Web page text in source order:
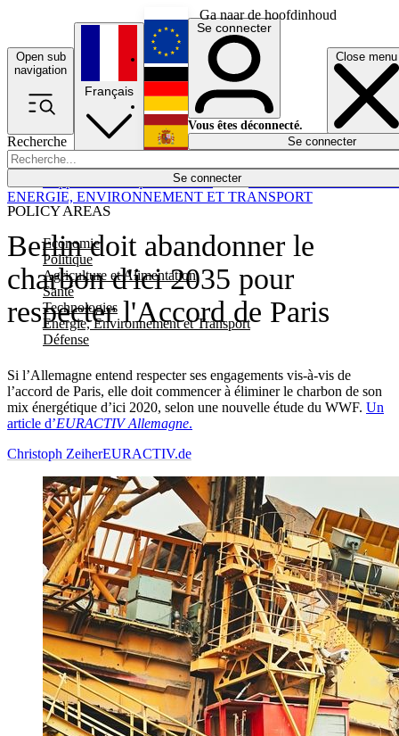
Ga naar de hoofdinhoud
Open sub
navigation
Close menu
Recherche
Se connecter
POLICY AREAS
Economie
Politique
Agriculture et Alimentation
Santé
Technologies
Energie, Environnement et Transport
Défense
Économie
Français
English
Deutsch
Español
Se connecter
Vous êtes déconnecté.
Se connecter
Berlin doit abandonner le
charbon d'ici 2035 pour
respecter l'Accord de Paris
Si l’Allemagne entend respecter ses engagements vis-à-vis de
l’accord de Paris, elle doit commencer à éliminer le charbon de son
mix énergétique d’ici 2020, selon une nouvelle étude du WWF. Un
article d’EURACTIV Allemagne.
ENERGIE, ENVIRONNEMENT ET TRANSPORT
Christoph ZeiherEURACTIV.de